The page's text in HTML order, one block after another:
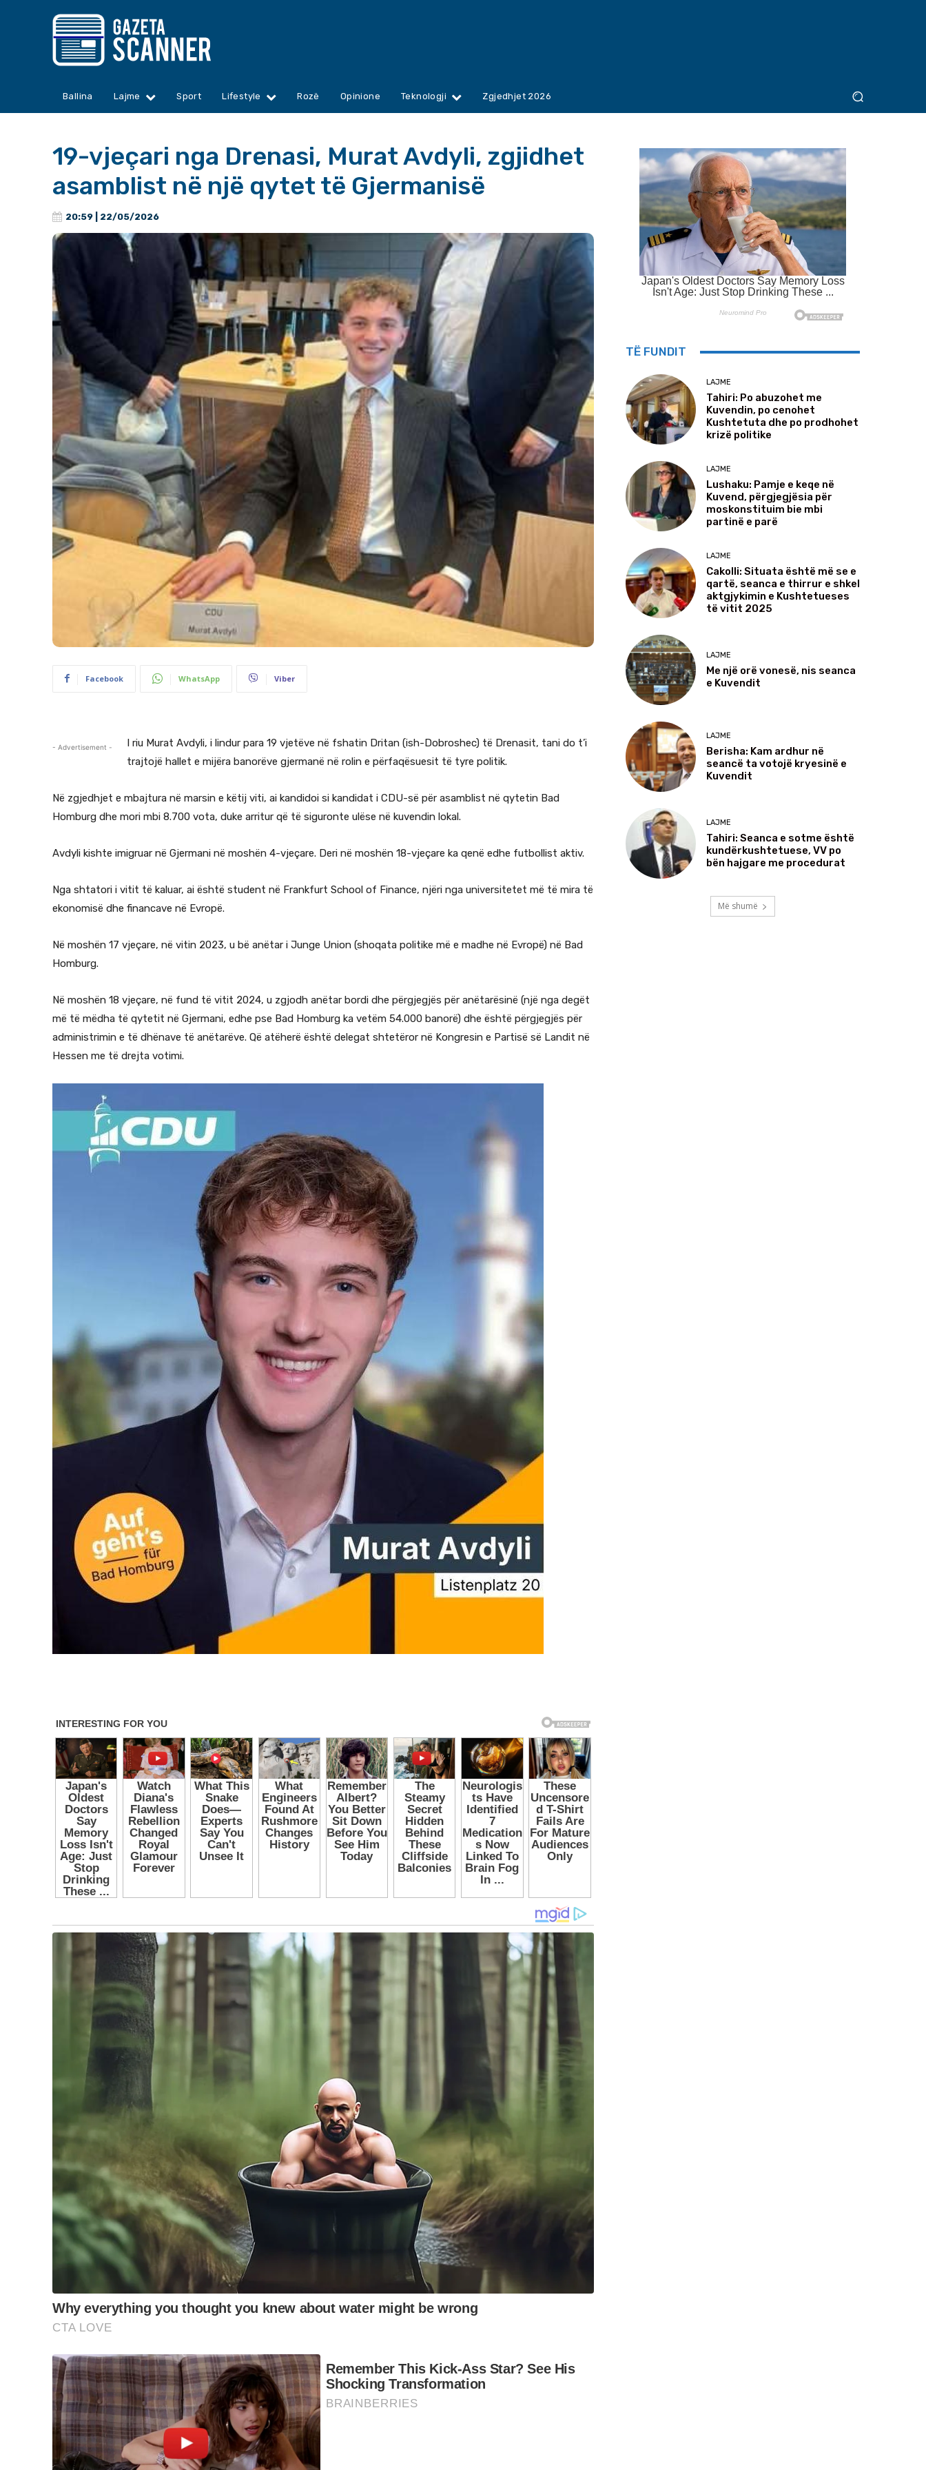
Ballina Lajme Sport Lifestyle Rozë Opinione Teknologji Zgjedhjet 2026
19-vjeçari nga Drenasi, Murat Avdyli, zgjidhet
asamblist në një qytet të Gjermanisë
20:59 | 22/05/2026
Facebook WhatsApp Viber
- Advertisement -
I riu Murat Avdyli, i lindur para 19 vjetëve në fshatin Dritan (ish-Dobroshec) të Drenasit, tani do t’i
trajtojë hallet e mijëra banorëve gjermanë në rolin e përfaqësuesit të tyre politik.
Në zgjedhjet e mbajtura në marsin e këtij viti, ai kandidoi si kandidat i CDU-së për asamblist në qytetin Bad
Homburg dhe mori mbi 8.700 vota, duke arritur që të siguronte ulëse në kuvendin lokal.
Avdyli kishte imigruar në Gjermani në moshën 4-vjeçare. Deri në moshën 18-vjeçare ka qenë edhe futbollist aktiv.
Nga shtatori i vitit të kaluar, ai është student në Frankfurt School of Finance, njëri nga universitetet më të mira të
ekonomisë dhe financave në Evropë.
Në moshën 17 vjeçare, në vitin 2023, u bë anëtar i Junge Union (shoqata politike më e madhe në Evropë) në Bad
Homburg.
Në moshën 18 vjeçare, në fund të vitit 2024, u zgjodh anëtar bordi dhe përgjegjës për anëtarësinë (një nga degët
më të mëdha të qytetit në Gjermani, edhe pse Bad Homburg ka vetëm 54.000 banorë) dhe është përgjegjës për
administrimin e të dhënave të anëtarëve. Që atëherë është delegat shtetëror në Kongresin e Partisë së Landit në
Hessen me të drejta votimi.
TË FUNDIT
LAJME
Tahiri: Po abuzohet me
Kuvendin, po cenohet
Kushtetuta dhe po prodhohet
krizë politike
LAJME
Lushaku: Pamje e keqe në
Kuvend, përgjegjësia për
moskonstituim bie mbi
partinë e parë
LAJME
Cakolli: Situata është më se e
qartë, seanca e thirrur e shkel
aktgjykimin e Kushtetueses
të vitit 2025
LAJME
Me një orë vonesë, nis seanca
e Kuvendit
LAJME
Berisha: Kam ardhur në
seancë ta votojë kryesinë e
Kuvendit
LAJME
Tahiri: Seanca e sotme është
kundërkushtetuese, VV po
bën hajgare me procedurat
Më shumë